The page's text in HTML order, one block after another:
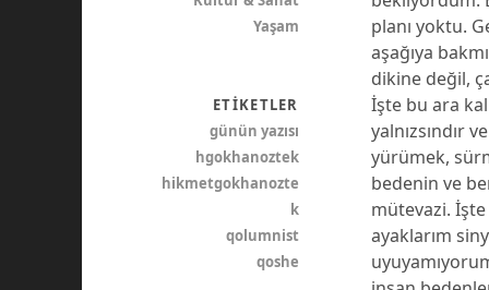
planı yoktu.
aşağıya
dikine değil,
İşte bu ara
yalnızsındır
yürümek,
bedenin ve
mütevazi.
ayaklarım
Yaşam
ETIKETLER
günün yazısı
hgokhanoztek
hikmetgokhanozte
k
qolumnist
qoshe